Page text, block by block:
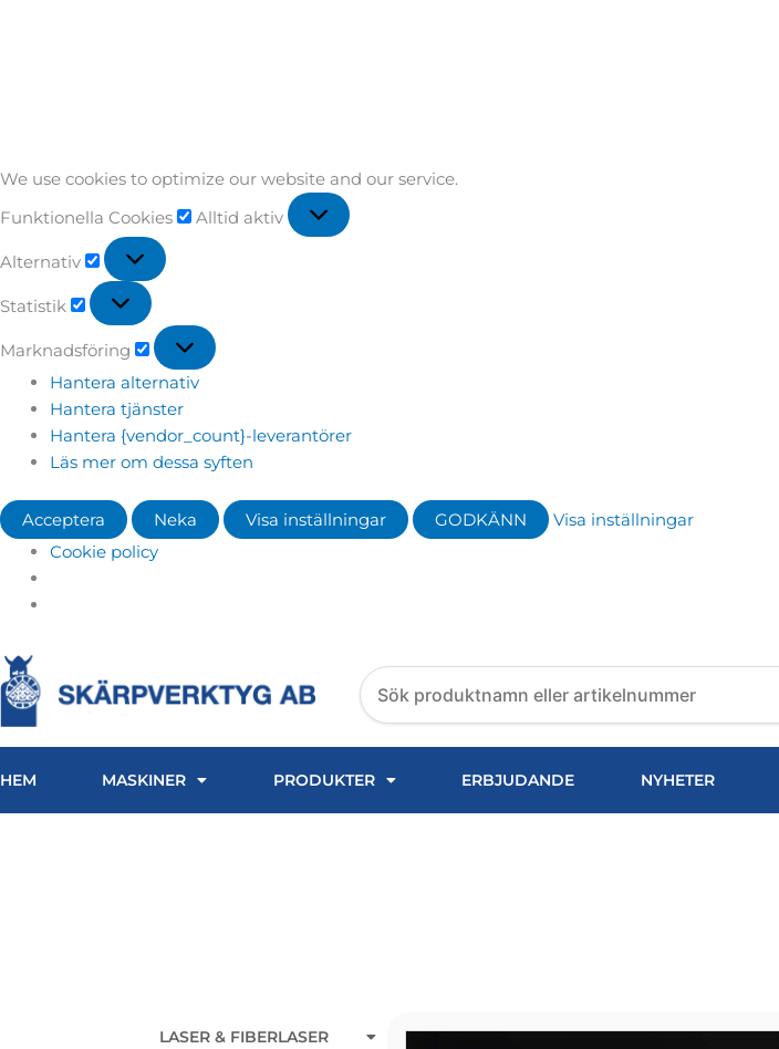
We use cookies to optimize our website and our service.
Funktionella Cookies
Alltid aktiv
Alternativ
Statistik
Marknadsföring
Hantera alternativ
Hantera tjänster
Hantera {vendor_count}-leverantörer
Läs mer om dessa syften
Acceptera Neka Visa inställningar GODKÄNN
Visa inställningar
Cookie policy
Search
products
HEM MASKINER PRODUKTER ERBJUDANDE NYHETER
LASER & FIBERLASER